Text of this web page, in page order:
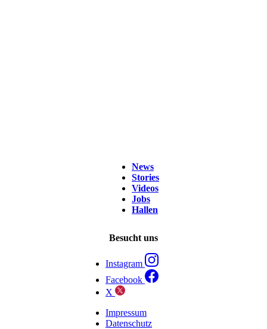
News
Stories
Videos
Jobs
Hallen
Besucht uns
Instagram
Facebook
X
Impressum
Datenschutz